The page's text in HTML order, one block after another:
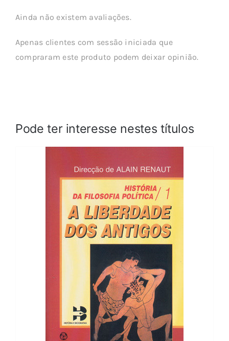
Ainda não existem avaliações.
Apenas clientes com sessão iniciada que
compraram este produto podem deixar opinião.
Pode ter interesse nestes títulos